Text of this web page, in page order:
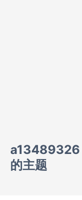
a13489326
的主题